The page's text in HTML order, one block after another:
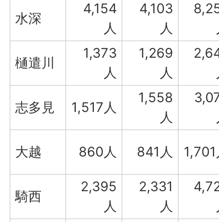
水深
4,154
人
4,103
人
樋遣川
1,373
人
1,269
人
志多見 1,517人
1,558
人
大越 860人 841人
騎西
2,395
人
2,331
人